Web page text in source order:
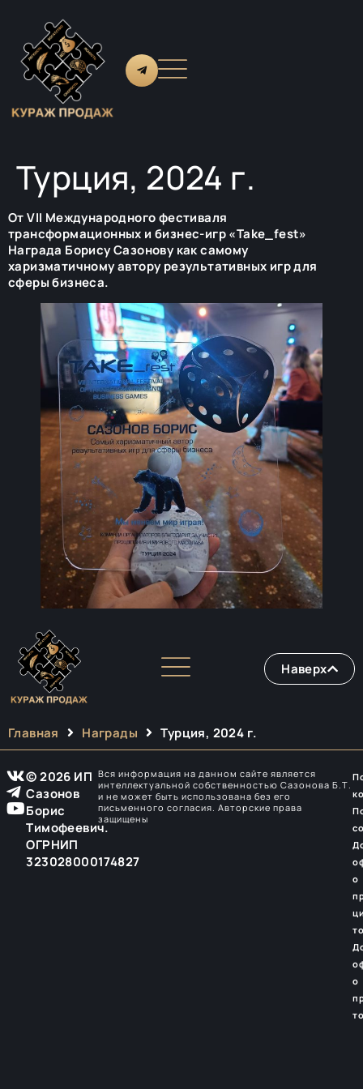
Турция, 2024 г.
От VII Международного фестиваля
трансформационных и бизнес-игр «Take_fest»
Награда Борису Сазонову как самому
харизматичному автору результативных игр для
сферы бизнеса.
Наверх
Главная Награды Турция, 2024 г.
© 2026 ИП
Сазонов
Борис
Тимофеевич.
ОГРНИП
323028000174827
Вся информация на данном сайте является
интеллектуальной собственностью Сазонова Б.Т.
и не может быть использована без его
письменного согласия. Авторские права
защищены
о
о